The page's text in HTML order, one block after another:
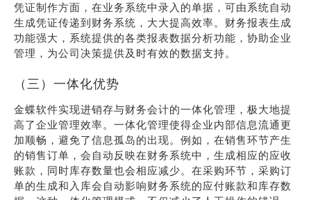
凭证制作方面，在业务系统中录入的单据，可由系统自动
生成凭证传递到财务系统，大大提高效率。财务报表生成
功能强大，系统提供的各类报表数据分析功能，协助企业
管理，为公司决策提供及时有效的数据支持。
（三）一体化优势
金蝶软件实现进销存与财务会计的一体化管理，极大地提
高了企业管理效率。一体化管理使得企业内部信息流通更
加顺畅，避免了信息孤岛的出现。例如，在销售环节产生
的销售订单，会自动反映在财务系统中，生成相应的应收
账款，同时库存数量也会相应减少。在采购环节，采购订
单的生成和入库会自动影响财务系统的应付账款和库存数